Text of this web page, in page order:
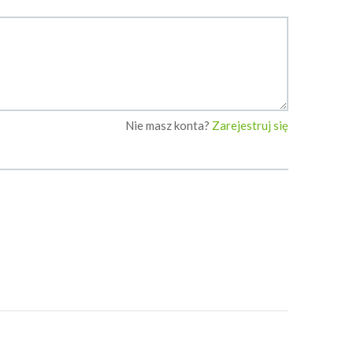
Nie masz konta? Zarejestruj się